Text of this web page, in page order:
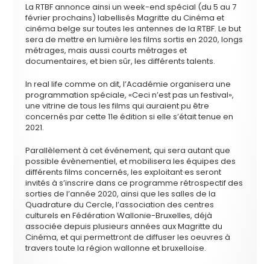
La RTBF annonce ainsi un week-end spécial (du 5 au 7
février prochains) labellisés Magritte du Cinéma et
cinéma belge sur toutes les antennes de la RTBF. Le but
sera de mettre en lumière les films sortis en 2020, longs
métrages, mais aussi courts métrages et
documentaires, et bien sûr, les différents talents.
In real life comme on dit, l’Académie organisera une
programmation spéciale, «Ceci n’est pas un festival»,
une vitrine de tous les films qui auraient pu être
concernés par cette 11e édition si elle s’était tenue en
2021.
Parallèlement à cet événement, qui sera autant que
possible évènementiel, et mobilisera les équipes des
différents films concernés, les exploitant·es seront
invités à s’inscrire dans ce programme rétrospectif des
sorties de l’année 2020, ainsi que les salles de la
Quadrature du Cercle, l’association des centres
culturels en Fédération Wallonie-Bruxelles, déjà
associée depuis plusieurs années aux Magritte du
Cinéma, et qui permettront de diffuser les oeuvres à
travers toute la région wallonne et bruxelloise.